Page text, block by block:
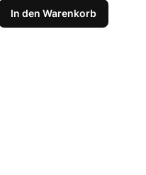
In den Warenkorb